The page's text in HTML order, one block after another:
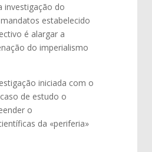
investigação do
estabelecido
é alargar a
do imperialismo
iniciada com o
de estudo o
o
da «periferia»